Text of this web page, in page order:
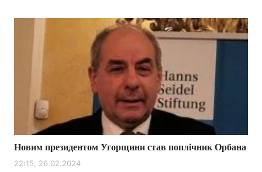
Новим президентом Угорщини став поплічник Орбана
22:15, 26.02.2024